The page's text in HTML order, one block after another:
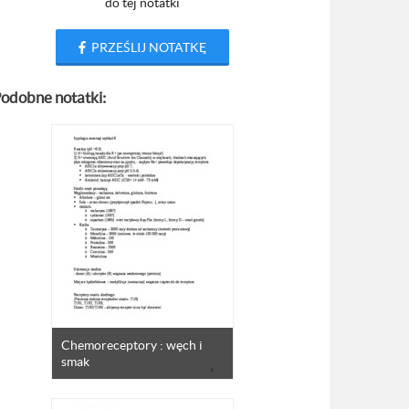
PRZEŚLIJ NOTATKĘ
notatki:
Chemoreceptory : węch i
smak